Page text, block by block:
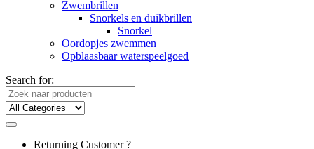
Zwembrillen
Snorkels en duikbrillen
Snorkel
Oordopjes zwemmen
Opblaasbaar waterspeelgoed
Search for:
Returning Customer ?